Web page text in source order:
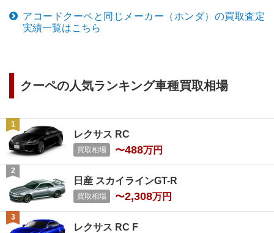
アコードクーペと同じメーカー（ ホンダ）の買取査定
実績一覧はこちら
クーペの人気ランキング車種買取相場
レクサス RC
買取相場 〜488万円
日産 スカイラインGT-R
買取相場 〜2,308万円
レクサス RC F